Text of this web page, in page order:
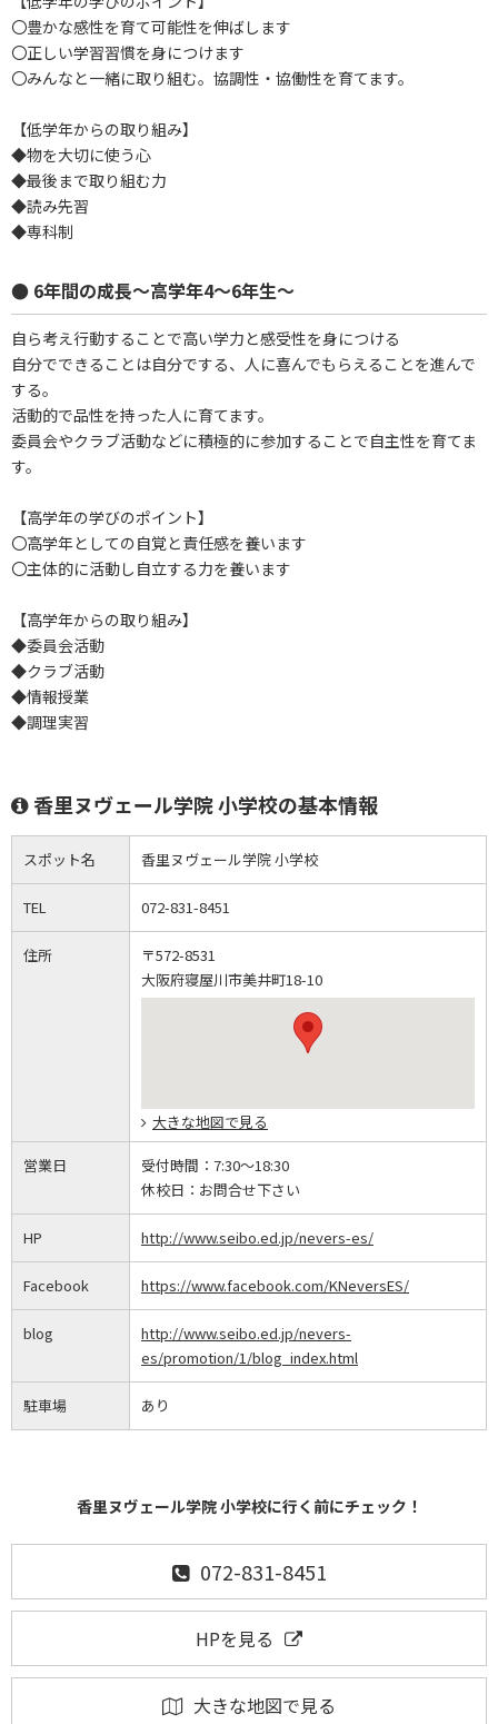
〇豊かな感性を育て可能性を伸ばします
〇正しい学習習慣を身につけます
〇みんなと一緒に取り組む。協調性・協働性を育てます。
【低学年からの取り組み】
◆物を大切に使う心
◆最後まで取り組む力
◆読み先習
◆専科制
● 6年間の成長～高学年4～6年生～
自ら考え行動することで高い学力と感受性を身につける
自分でできることは自分でする、人に喜んでもらえることを進んで
する。
活動的で品性を持った人に育てます。
委員会やクラブ活動などに積極的に参加することで自主性を育てま
す。
【高学年の学びのポイント】
〇高学年としての自覚と責任感を養います
〇主体的に活動し自立する力を養います
【高学年からの取り組み】
◆委員会活動
◆クラブ活動
◆情報授業
◆調理実習
香里ヌヴェール学院 小学校の基本情報
スポット名 香里ヌヴェール学院 小学校
TEL 072-831-8451
住所
〒572-8531
大阪府寝屋川市美井町18-10
大きな地図で見る
営業日 受付時間： 7:30～18:30
休校日： お問合せ下さい
HP http://www.seibo.ed.jp/nevers-es/
Facebook https://www.facebook.com/KNeversES/
blog
http://www.seibo.ed.jp/nevers-
es/promotion/1/blog_index.html
駐車場 あり
香里ヌヴェール学院 小学校に行く前にチェック！
072-831-8451
HPを見る
大きな地図で見る